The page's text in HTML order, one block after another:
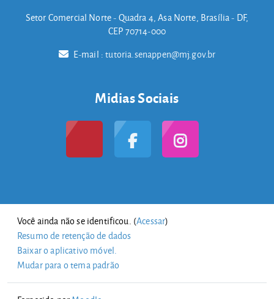
Setor Comercial Norte - Quadra 4, Asa Norte, Brasília - DF,
CEP 70714-000
E-mail :tutoria.senappen@mj.gov.br
Midias Sociais
Você ainda não se identificou. (Acessar)
Resumo de retenção de dados
Baixar o aplicativo móvel.
Mudar para o tema padrão